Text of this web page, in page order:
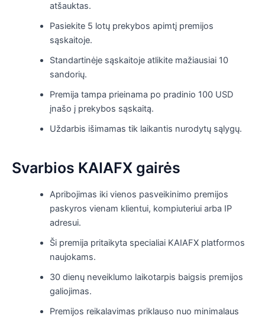
atšauktas.
Pasiekite 5 lotų prekybos apimtį premijos
sąskaitoje.
Standartinėje sąskaitoje atlikite mažiausiai 10
sandorių.
Premija tampa prieinama po pradinio 100 USD
įnašo į prekybos sąskaitą.
Uždarbis išimamas tik laikantis nurodytų sąlygų.
Svarbios KAIAFX gairės
Apribojimas iki vienos pasveikinimo premijos
paskyros vienam klientui, kompiuteriui arba IP
adresui.
Ši premija pritaikyta specialiai KAIAFX platformos
naujokams.
30 dienų neveiklumo laikotarpis baigsis premijos
galiojimas.
Premijos reikalavimas priklauso nuo minimalaus